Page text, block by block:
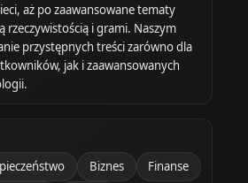
aż po zaawansowane tematy
rzeczywistością i grami. Naszym
przystępnych treści zarówno dla
jak i zaawansowanych
Biznes
Finanse